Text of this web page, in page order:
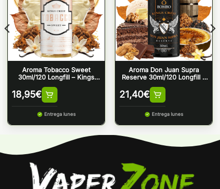
Aroma Tobacco Sweet
30ml/120 Longfill – Kings
18,95€
Entrega lunes
Aroma Don Juan Supra
Reserve 30ml/120 Longfill –
21,40€
Entrega lunes